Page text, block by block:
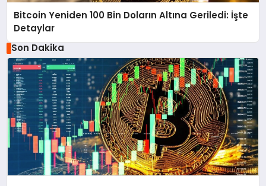
Bitcoin Yeniden 100 Bin Doların Altına Geriledi: İşte
Detaylar
Son Dakika